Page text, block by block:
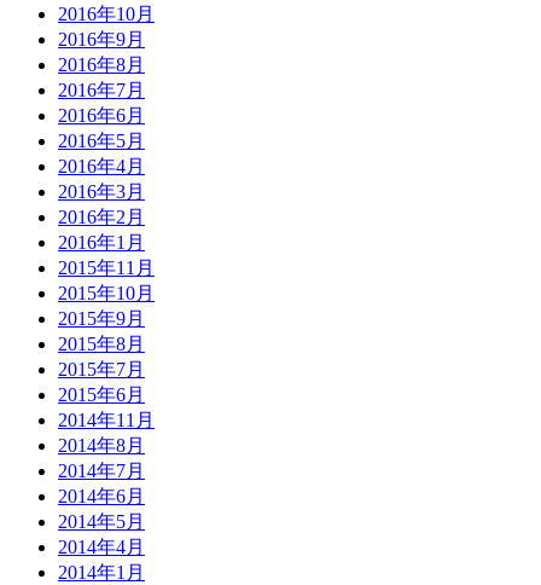
2016年10月
2016年9月
2016年8月
2016年7月
2016年6月
2016年5月
2016年4月
2016年3月
2016年2月
2016年1月
2015年11月
2015年10月
2015年9月
2015年8月
2015年7月
2015年6月
2014年11月
2014年8月
2014年7月
2014年6月
2014年5月
2014年4月
2014年1月